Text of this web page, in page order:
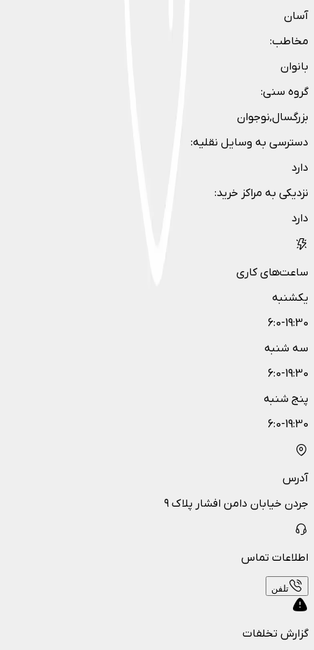
آسان
مخاطب:
بانوان
گروه سنی:
بزرگسال,نوجوان
دسترسی به وسایل نقلیه:
دارد
نزدیکی به مراکز خرید:
دارد
ساعت‌های کاری
یکشنبه
6:0-19:30
سه شنبه
6:0-19:30
پنج شنبه
6:0-19:30
آدرس
جردن خیابان دامن افشار پلاک ۹
اطلاعات تماس
تلفن
گزارش تخلفات